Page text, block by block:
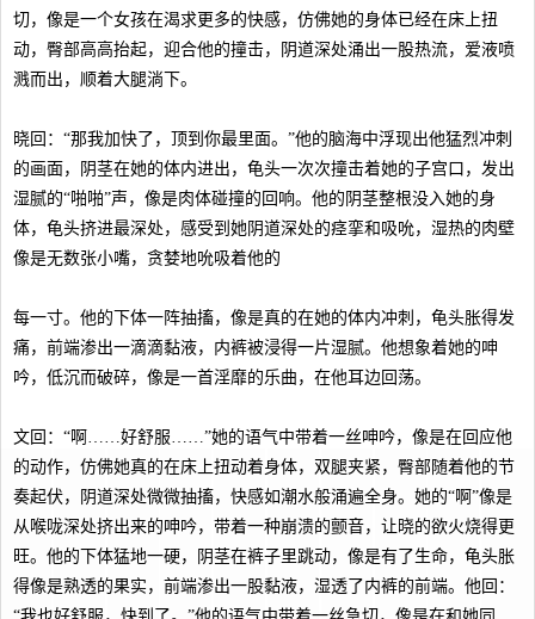
切，像是一个女孩在渴求更多的快感，仿佛她的身体已经在床上扭
动，臀部高高抬起，迎合他的撞击，阴道深处涌出一股热流，爱液喷
溅而出，顺着大腿淌下。
晓回：“那我加快了，顶到你最里面。”他的脑海中浮现出他猛烈冲刺
的画面，阴茎在她的体内进出，龟头一次次撞击着她的子宫口，发出
湿腻的“啪啪”声，像是肉体碰撞的回响。他的阴茎整根没入她的身
体，龟头挤进最深处，感受到她阴道深处的痉挛和吸吮，湿热的肉壁
像是无数张小嘴，贪婪地吮吸着他的
每一寸。他的下体一阵抽搐，像是真的在她的体内冲刺，龟头胀得发
痛，前端渗出一滴滴黏液，内裤被浸得一片湿腻。他想象着她的呻
吟，低沉而破碎，像是一首淫靡的乐曲，在他耳边回荡。
文回：“啊……好舒服……”她的语气中带着一丝呻吟，像是在回应他
的动作，仿佛她真的在床上扭动着身体，双腿夹紧，臀部随着他的节
奏起伏，阴道深处微微抽搐，快感如潮水般涌遍全身。她的“啊”像是
从喉咙深处挤出来的呻吟，带着一种崩溃的颤音，让晓的欲火烧得更
旺。他的下体猛地一硬，阴茎在裤子里跳动，像是有了生命，龟头胀
得像是熟透的果实，前端渗出一股黏液，湿透了内裤的前端。他回：